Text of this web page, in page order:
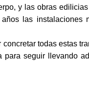
y las obras
las
todas estas
seguir llevando